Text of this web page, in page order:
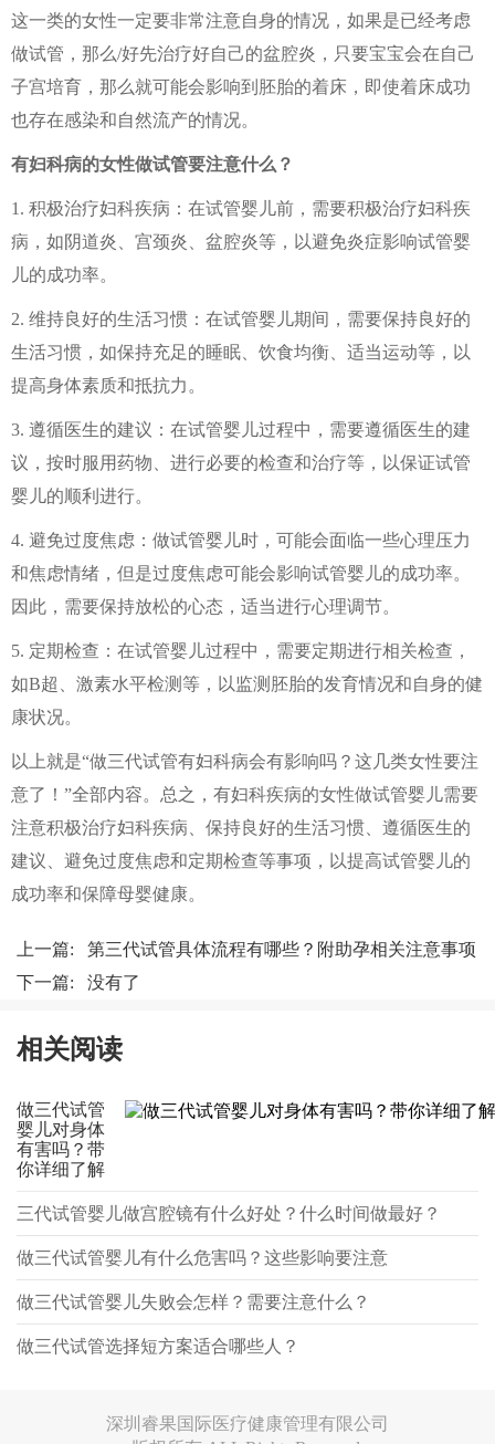
这一类的女性一定要非常注意自身的情况，如果是已经考虑
做试管，那么/好先治疗好自己的盆腔炎，只要宝宝会在自己
子宫培育，那么就可能会影响到胚胎的着床，即使着床成功
也存在感染和自然流产的情况。
有妇科病的女性做试管要注意什么？
1. 积极治疗妇科疾病：在试管婴儿前，需要积极治疗妇科疾
病，如阴道炎、宫颈炎、盆腔炎等，以避免炎症影响试管婴
儿的成功率。
2. 维持良好的生活习惯：在试管婴儿期间，需要保持良好的
生活习惯，如保持充足的睡眠、饮食均衡、适当运动等，以
提高身体素质和抵抗力。
3. 遵循医生的建议：在试管婴儿过程中，需要遵循医生的建
议，按时服用药物、进行必要的检查和治疗等，以保证试管
婴儿的顺利进行。
4. 避免过度焦虑：做试管婴儿时，可能会面临一些心理压力
和焦虑情绪，但是过度焦虑可能会影响试管婴儿的成功率。
因此，需要保持放松的心态，适当进行心理调节。
5. 定期检查：在试管婴儿过程中，需要定期进行相关检查，
如B超、激素水平检测等，以监测胚胎的发育情况和自身的健
康状况。
以上就是“做三代试管有妇科病会有影响吗？这几类女性要注
意了！”全部内容。总之，有妇科疾病的女性做试管婴儿需要
注意积极治疗妇科疾病、保持良好的生活习惯、遵循医生的
建议、避免过度焦虑和定期检查等事项，以提高试管婴儿的
成功率和保障母婴健康。
上一篇: 第三代试管具体流程有哪些？附助孕相关注意事项
下一篇: 没有了
相关阅读
做三代试管
婴儿对身体
有害吗？带
你详细了解
三代试管婴儿做宫腔镜有什么好处？什么时间做最好？
做三代试管婴儿有什么危害吗？这些影响要注意
做三代试管婴儿失败会怎样？需要注意什么？
做三代试管选择短方案适合哪些人？
深圳睿果国际医疗健康管理有限公司